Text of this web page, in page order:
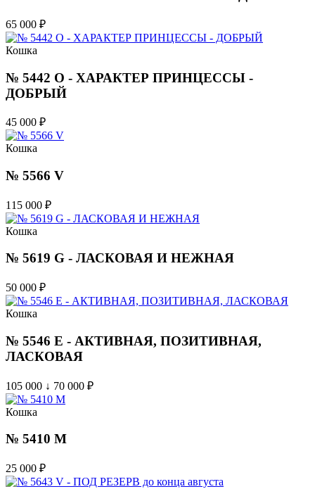
65 000 ₽
Кошка
№ 5442 O - ХАРАКТЕР ПРИНЦЕССЫ -
ДОБРЫЙ
45 000 ₽
Кошка
№ 5566 V
115 000 ₽
Кошка
№ 5619 G - ЛАСКОВАЯ И НЕЖНАЯ
50 000 ₽
Кошка
№ 5546 E - АКТИВНАЯ, ПОЗИТИВНАЯ,
ЛАСКОВАЯ
105 000 ↓ 70 000 ₽
Кошка
№ 5410 M
25 000 ₽